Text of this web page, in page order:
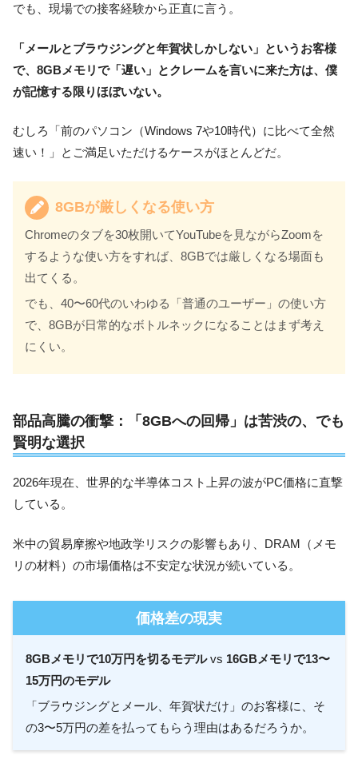
でも、現場での接客経験から正直に言う。
「メールとブラウジングと年賀状しかしない」というお客様
で、8GBメモリで「遅い」とクレームを言いに来た方は、僕
が記憶する限りほぼいない。
むしろ「前のパソコン（Windows 7や10時代）に比べて全然
速い！」とご満足いただけるケースがほとんどだ。
8GBが厳しくなる使い方
Chromeのタブを30枚開いてYouTubeを見ながらZoomを
するような使い方をすれば、8GBでは厳しくなる場面も
出てくる。
でも、40〜60代のいわゆる「普通のユーザー」の使い方
で、8GBが日常的なボトルネックになることはまず考え
にくい。
部品高騰の衝撃：「8GBへの回帰」は苦渋の、でも
賢明な選択
2026年現在、世界的な半導体コスト上昇の波がPC価格に直撃
している。
米中の貿易摩擦や地政学リスクの影響もあり、DRAM（メモ
リの材料）の市場価格は不安定な状況が続いている。
価格差の現実
8GBメモリで10万円を切るモデルvs 16GBメモリで13〜
15万円のモデル
「ブラウジングとメール、年賀状だけ」のお客様に、そ
の3〜5万円の差を払ってもらう理由はあるだろうか。